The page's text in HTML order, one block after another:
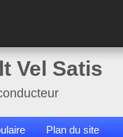
Vel Satis
Plan du site